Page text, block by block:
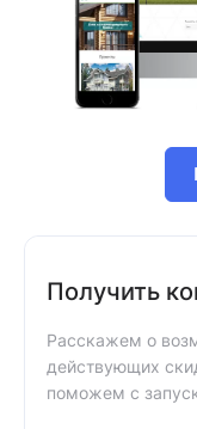
Получить
Расскажем о
действующих
поможем с